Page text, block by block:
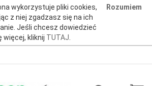
wykorzystuje pliki cookies,
z niej zgadzasz się na ich
Jeśli chcesz dowiedzieć
więcej, kliknij TUTAJ.
Rozumiem